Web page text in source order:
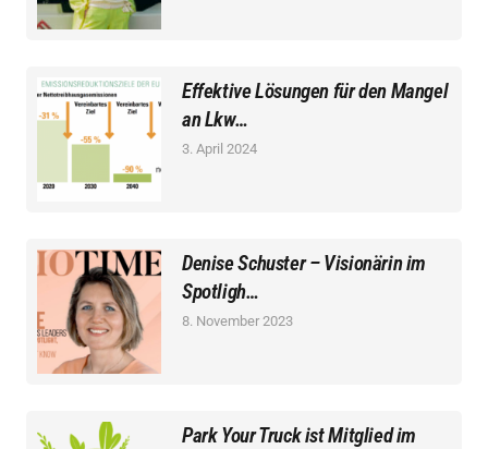
Effektive Lösungen für den Mangel
an Lkw…
3. April 2024
Denise Schuster – Visionärin im
Spotligh…
8. November 2023
Park Your Truck ist Mitglied im